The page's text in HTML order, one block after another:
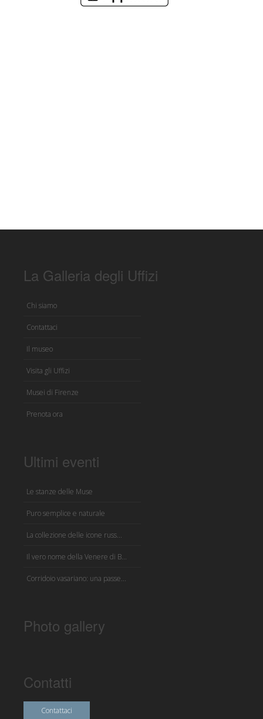
La Galleria degli Uffizi
Chi siamo
Contattaci
Il museo
Visita gli Uffizi
Musei di Firenze
Prenota ora
Ultimi eventi
Le stanze delle Muse
Puro semplice e naturale
La collezione delle icone russ...
Il vero nome della Venere di B...
Corridoio vasariano: una passe...
Photo gallery
Contatti
Contattaci